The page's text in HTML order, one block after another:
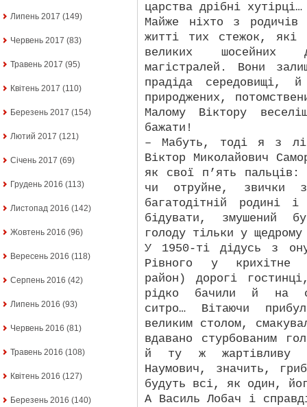
Липень 2017 (149)
Червень 2017 (83)
Травень 2017 (95)
Квітень 2017 (110)
Березень 2017 (154)
Лютий 2017 (121)
Січень 2017 (69)
Грудень 2016 (113)
Листопад 2016 (142)
Жовтень 2016 (96)
Вересень 2016 (118)
Серпень 2016 (42)
Липень 2016 (93)
Червень 2016 (81)
Травень 2016 (108)
Квітень 2016 (127)
Березень 2016 (140)
царства дрібні хутірці…
Майже ніхто з
житті тих стежок, які
великих шосейних
магістралей. Вони
прадіда середовищі,
природжених,
Малому Віктору
бажати!
– Мабуть, тоді я з
Віктор Миколайович
як свої п’ять
чи отруйне, звички
багатодітній родині
бідувати, змушений
голоду тільки у
У 1950-ті дідусь з
Рівного у крихітне
район) дорогі
рідко бачили й на
ситро… Вітаючи
великим столом,
вдавано стурбованим
й ту ж жартівливу
Наумович, значить,
будуть всі, як один,
А Василь Лобач і